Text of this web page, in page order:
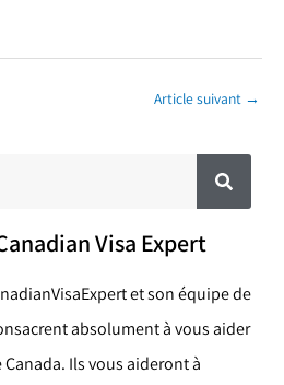
Article suivant →
R
e
c
r
Visa Expert
et son équipe de
absolument à vous aider
Ils vous aideront à